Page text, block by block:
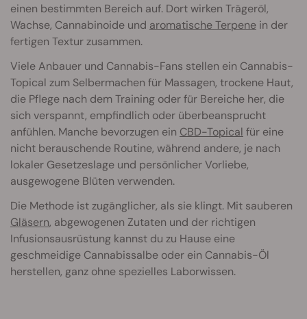
einen bestimmten Bereich auf. Dort wirken Trägeröl,
Wachse, Cannabinoide und aromatische Terpene in der
fertigen Textur zusammen.
Viele Anbauer und Cannabis-Fans stellen ein Cannabis-
Topical zum Selbermachen für Massagen, trockene Haut,
die Pflege nach dem Training oder für Bereiche her, die
sich verspannt, empfindlich oder überbeansprucht
anfühlen. Manche bevorzugen ein CBD-Topical für eine
nicht berauschende Routine, während andere, je nach
lokaler Gesetzeslage und persönlicher Vorliebe,
ausgewogene Blüten verwenden.
Die Methode ist zugänglicher, als sie klingt. Mit sauberen
Gläsern, abgewogenen Zutaten und der richtigen
Infusionsausrüstung kannst du zu Hause eine
geschmeidige Cannabissalbe oder ein Cannabis-Öl
herstellen, ganz ohne spezielles Laborwissen.